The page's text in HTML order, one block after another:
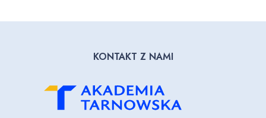
KONTAKT Z NAMI